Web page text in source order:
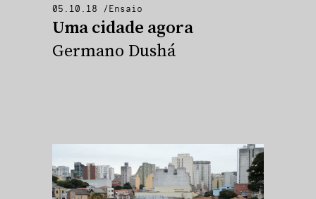
05.10.18 /Ensaio
Uma cidade agora
Germano Dushá